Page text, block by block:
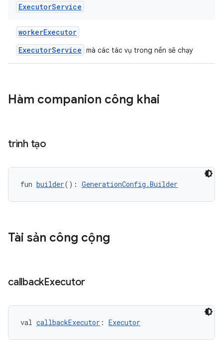
ExecutorService
workerExecutor
ExecutorService mà các tác vụ trong nền sẽ chạy
Hàm companion công khai
trình tạo
fun builder(): GenerationConfig.Builder
Tài sản công cộng
callbackExecutor
val callbackExecutor : Executor